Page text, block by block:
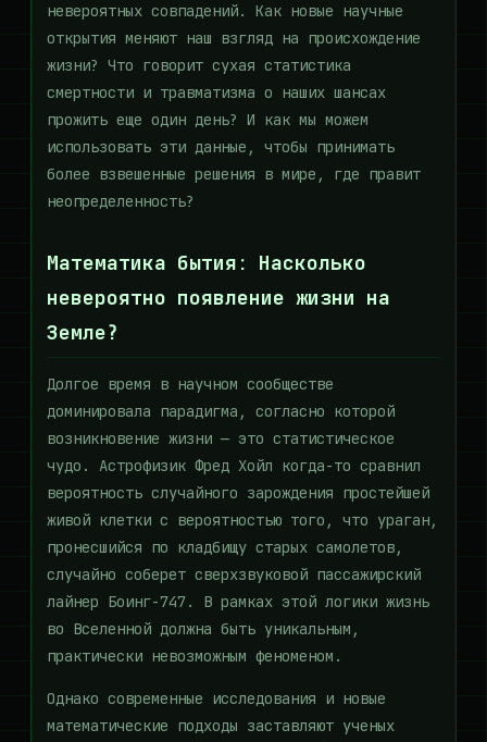
невероятных совпадений. Как новые научные
открытия меняют наш взгляд на происхождение
жизни? Что говорит сухая статистика
смертности и травматизма о наших шансах
прожить еще один день? И как мы можем
использовать эти данные, чтобы принимать
более взвешенные решения в мире, где правит
неопределенность?
Математика бытия: Насколько
невероятно появление жизни на
Земле?
Долгое время в научном сообществе
доминировала парадигма, согласно которой
возникновение жизни — это статистическое
чудо. Астрофизик Фред Хойл когда-то сравнил
вероятность случайного зарождения простейшей
живой клетки с вероятностью того, что ураган,
пронесшийся по кладбищу старых самолетов,
случайно соберет сверхзвуковой пассажирский
лайнер Боинг-747. В рамках этой логики жизнь
во Вселенной должна быть уникальным,
практически невозможным феноменом.
Однако современные исследования и новые
математические подходы заставляют ученых